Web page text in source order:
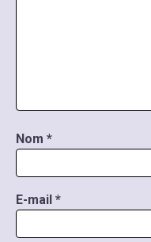
Nom *
E-mail *